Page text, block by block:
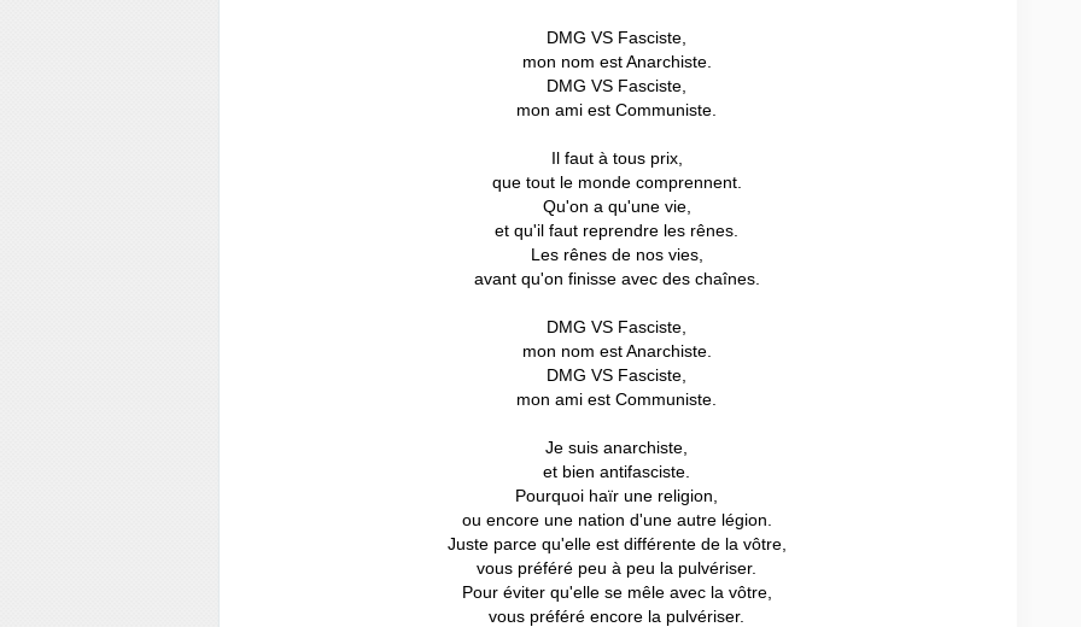
DMG VS Fasciste,
mon nom est Anarchiste.
DMG VS Fasciste,
mon ami est Communiste.
Il faut à tous prix,
que tout le monde comprennent.
Qu'on a qu'une vie,
et qu'il faut reprendre les rênes.
Les rênes de nos vies,
avant qu'on finisse avec des chaînes.
DMG VS Fasciste,
mon nom est Anarchiste.
DMG VS Fasciste,
mon ami est Communiste.
Je suis anarchiste,
et bien antifasciste.
Pourquoi haïr une religion,
ou encore une nation d'une autre légion.
Juste parce qu'elle est différente de la vôtre,
vous préféré peu à peu la pulvériser.
Pour éviter qu'elle se mêle avec la vôtre,
vous préféré encore la pulvériser.